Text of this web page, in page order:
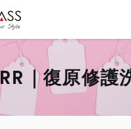
RR｜復原修護